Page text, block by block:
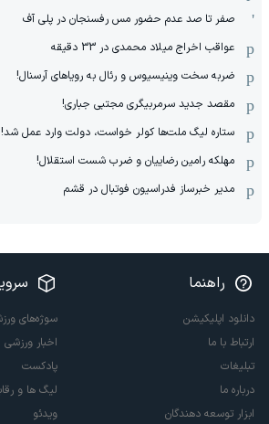
صفر تا صد عدم حضور مس رفسنجان در پلی آف
عواقب اخراج میلاد محمدی در 33 دقیقه
ضربه سخت وینیسیوس و رئال به رویاهای آرسنال!
مقصد جدید سرمربیگری مجتبی جباری!
ستاره لیگ ملت‌ها کولر خواست، دولت وارد عمل شد!
مهلکه رامین رضاییان و ضرب شست استقلال!
مدیر خبرساز فدراسیون فوتبال در قشم
راهنما
دانلود اپلیکیشن
ارتباط با ما
تبلیغات
درباره ما
ابزار توسعه دهندگان
سوژه‌های
اخبار ورزشی
پادکست
لیگ ها و
ویدئو